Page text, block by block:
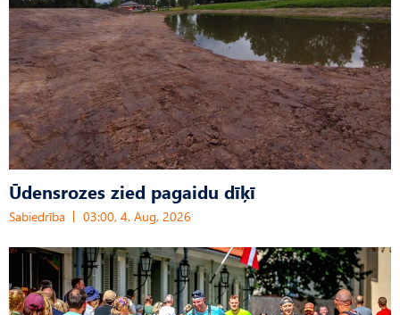
Ūdensrozes zied pagaidu dīķī
Sabiedrība 03:00, 4. Aug, 2026